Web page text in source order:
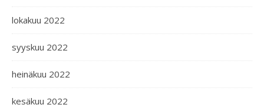
lokakuu 2022
syyskuu 2022
heinäkuu 2022
kesäkuu 2022